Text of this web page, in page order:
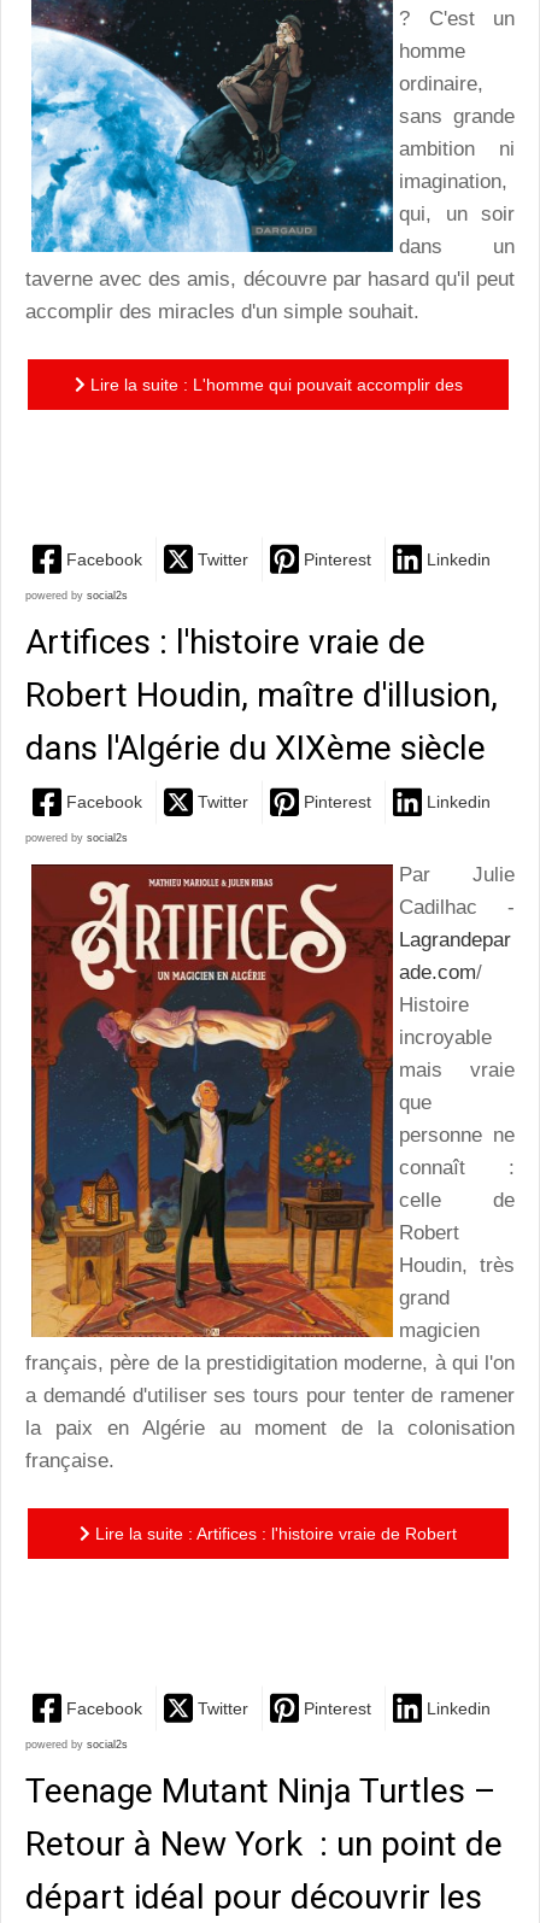
? C'est un
homme
ordinaire,
sans grande
ambition ni
imagination,
qui, un soir
dans un
taverne avec des amis, découvre par hasard qu'il peut
accomplir des miracles d'un simple souhait.
Lire la suite : L'homme qui pouvait accomplir des
Facebook Twitter Pinterest Linkedin
powered by social2s
Artifices : l'histoire vraie de
Robert Houdin, maître d'illusion,
dans l'Algérie du XIXème siècle
Facebook Twitter Pinterest Linkedin
powered by social2s
Par Julie
Cadilhac -
Lagrandepar
ade.com/
Histoire
incroyable
mais vraie
que
personne ne
connaît :
celle de
Robert
Houdin, très
grand
magicien
français, père de la prestidigitation moderne, à qui l'on
a demandé d'utiliser ses tours pour tenter de ramener
la paix en Algérie au moment de la colonisation
française.
Lire la suite : Artifices : l'histoire vraie de Robert
Facebook Twitter Pinterest Linkedin
powered by social2s
Teenage Mutant Ninja Turtles –
Retour à New York : un point de
départ idéal pour découvrir les